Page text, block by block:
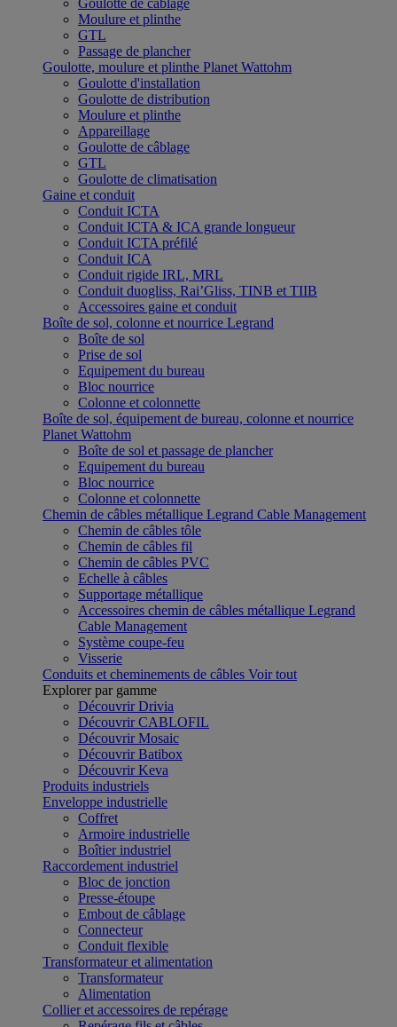
Goulotte de câblage
Moulure et plinthe
GTL
Passage de plancher
Goulotte, moulure et plinthe Planet Wattohm
Goulotte d'installation
Goulotte de distribution
Moulure et plinthe
Appareillage
Goulotte de câblage
GTL
Goulotte de climatisation
Gaine et conduit
Conduit ICTA
Conduit ICTA & ICA grande longueur
Conduit ICTA préfilé
Conduit ICA
Conduit rigide IRL, MRL
Conduit duogliss, Rai’Gliss, TINB et TIIB
Accessoires gaine et conduit
Boîte de sol, colonne et nourrice Legrand
Boîte de sol
Prise de sol
Equipement du bureau
Bloc nourrice
Colonne et colonnette
Boîte de sol, équipement de bureau, colonne et nourrice
Planet Wattohm
Boîte de sol et passage de plancher
Equipement du bureau
Bloc nourrice
Colonne et colonnette
Chemin de câbles métallique Legrand Cable Management
Chemin de câbles tôle
Chemin de câbles fil
Chemin de câbles PVC
Echelle à câbles
Supportage métallique
Accessoires chemin de câbles métallique Legrand
Cable Management
Système coupe-feu
Visserie
Conduits et cheminements de câbles Voir tout
Explorer par gamme
Découvrir Drivia
Découvrir CABLOFIL
Découvrir Mosaic
Découvrir Batibox
Découvrir Keva
Produits industriels
Enveloppe industrielle
Coffret
Armoire industrielle
Boîtier industriel
Raccordement industriel
Bloc de jonction
Presse-étoupe
Embout de câblage
Connecteur
Conduit flexible
Transformateur et alimentation
Transformateur
Alimentation
Collier et accessoires de repérage